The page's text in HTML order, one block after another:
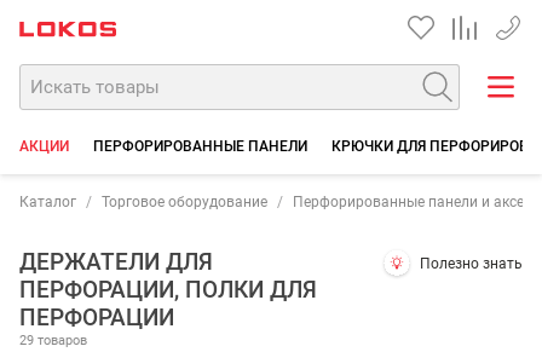
+7
АКЦИИ ПЕРФОРИРОВАННЫЕ ПАНЕЛИ КРЮЧКИ ДЛЯ
Каталог Торговое оборудование Перфорированные панели и
ДЕРЖАТЕЛИ ДЛЯ
ПЕРФОРАЦИИ, ПОЛКИ ДЛЯ
ПЕРФОРАЦИИ
29 товаров
Полезно знать